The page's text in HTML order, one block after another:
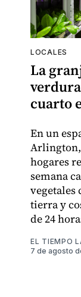
LOCALES
La
cuarto
En un
Arlington,
hogares
semana
tierra y
de 24
EL TIEMPO
7 de agosto